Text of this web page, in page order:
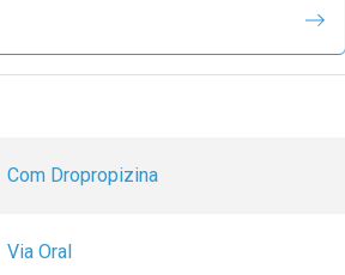
Com Dropropizina
Via Oral